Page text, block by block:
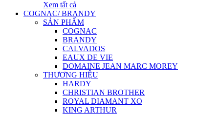
Xem tất cả
COGNAC/ BRANDY
SẢN PHẨM
COGNAC
BRANDY
CALVADOS
EAUX DE VIE
DOMAINE JEAN MARC MOREY
THƯƠNG HIỆU
HARDY
CHRISTIAN BROTHER
ROYAL DIAMANT XO
KING ARTHUR